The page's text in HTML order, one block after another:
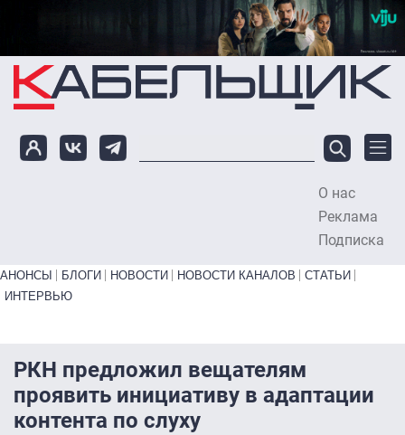
Перейти к основному содержанию
О нас
Реклама
Подписка
Primary links bottom
АНОНСЫ БЛОГИ НОВОСТИ НОВОСТИ КАНАЛОВ
СТАТЬИ
ИНТЕРВЬЮ
РКН предложил вещателям
проявить инициативу в адаптации
контента по слуху